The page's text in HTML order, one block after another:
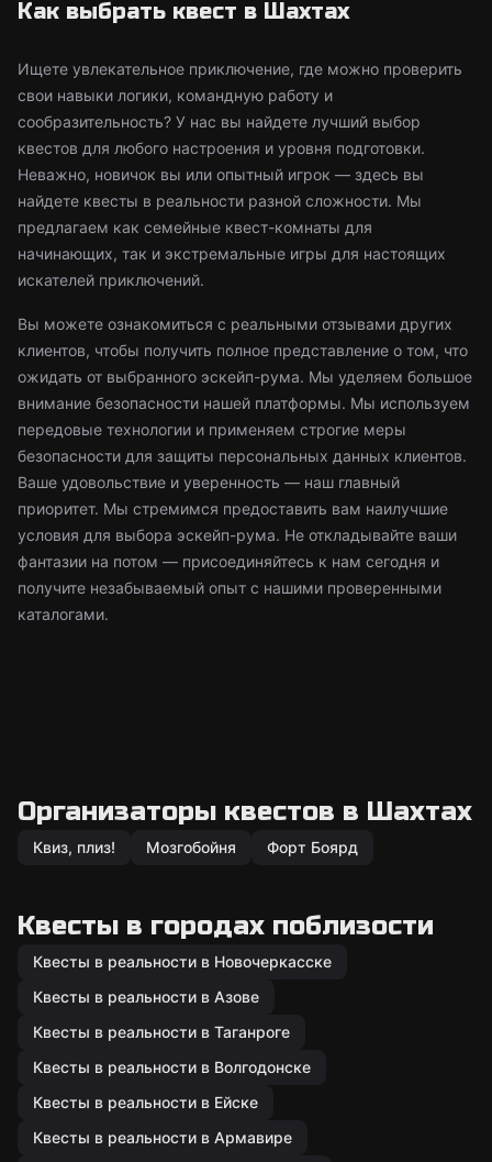
Как выбрать квест в Шахтах
Ищете увлекательное приключение, где можно проверить
свои навыки логики, командную работу и
сообразительность? У нас вы найдете лучший выбор
квестов для любого настроения и уровня подготовки.
Неважно, новичок вы или опытный игрок — здесь вы
найдете квесты в реальности разной сложности. Мы
предлагаем как семейные квест-комнаты для
начинающих, так и экстремальные игры для настоящих
искателей приключений.
Вы можете ознакомиться с реальными отзывами других
клиентов, чтобы получить полное представление о том, что
ожидать от выбранного эскейп-рума. Мы уделяем большое
внимание безопасности нашей платформы. Мы используем
передовые технологии и применяем строгие меры
безопасности для защиты персональных данных клиентов.
Ваше удовольствие и уверенность — наш главный
приоритет. Мы стремимся предоставить вам наилучшие
условия для выбора эскейп-рума. Не откладывайте ваши
фантазии на потом — присоединяйтесь к нам сегодня и
получите незабываемый опыт с нашими проверенными
каталогами.
Организаторы квестов в Шахтах
Квиз, плиз! Мозгобойня Форт Боярд
Квесты в городах поблизости
Квесты в реальности в Новочеркасске
Квесты в реальности в Азове
Квесты в реальности в Таганроге
Квесты в реальности в Волгодонске
Квесты в реальности в Ейске
Квесты в реальности в Армавире